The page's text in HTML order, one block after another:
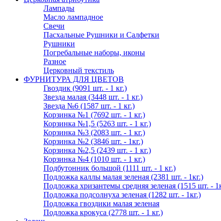
Лампады
Масло лампадное
Свечи
Пасхальные Рушники и Салфетки
Рушники
Погребальные наборы, иконы
Разное
Церковный текстиль
ФУРНИТУРА ДЛЯ ЦВЕТОВ
Гвоздик (9091 шт. - 1 кг.)
Звезда малая (3448 шт. - 1 кг.)
Звезда №6 (1587 шт. - 1 кг.)
Корзинка №1 (7692 шт. - 1 кг.)
Корзинка №1,5 (5263 шт. - 1 кг.)
Корзинка №3 (2083 шт. - 1 кг.)
Корзинка №2 (3846 шт. - 1кг.)
Корзинка №2,5 (2439 шт. - 1 кг.)
Корзинка №4 (1010 шт. - 1 кг.)
Подбутонник большой (1111 шт. - 1 кг.)
Подложка каллы малая зеленая (2381 шт. - 1кг.)
Подложка хризантемы средняя зеленая (1515 шт. -
Подложка подсолнуха зеленая (1282 шт. - 1кг.)
Подложка гвоздики малая зеленая
Подложка крокуса (2778 шт. - 1 кг.)